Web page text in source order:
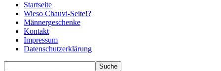
Startseite
Wieso Chauvi-Seite!?
Männergeschenke
Kontakt
Impressum
Datenschutzerklärung